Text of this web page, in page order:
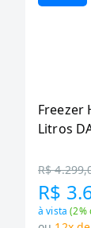
Freezer
Litros
R$
R$
à vista(2%